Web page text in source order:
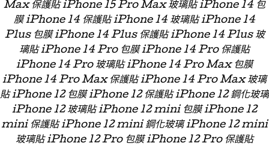
Max 保護貼 iPhone 15 Pro Max 玻璃貼 iPhone 14 包
膜 iPhone 14 保護貼 iPhone 14 玻璃貼 iPhone 14
Plus 包膜 iPhone 14 Plus 保護貼 iPhone 14 Plus 玻
璃貼 iPhone 14 Pro 包膜 iPhone 14 Pro 保護貼
iPhone 14 Pro 玻璃貼 iPhone 14 Pro Max 包膜
iPhone 14 Pro Max 保護貼 iPhone 14 Pro Max 玻璃
貼 iPhone 12 包膜 iPhone 12 保護貼 iPhone 12 鋼化玻璃
iPhone 12 玻璃貼 iPhone 12 mini 包膜 iPhone 12
mini 保護貼 iPhone 12 mini 鋼化玻璃 iPhone 12 mini
玻璃貼 iPhone 12 Pro 包膜 iPhone 12 Pro 保護貼